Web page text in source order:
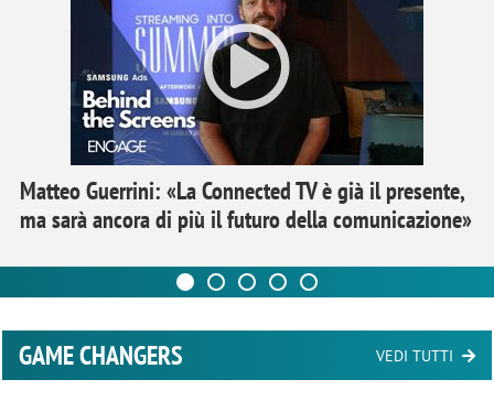
Matteo Guerrini: «La Connected TV è già il presente,
ma sarà ancora di più il futuro della comunicazione»
GAME CHANGERS VEDI TUTTI